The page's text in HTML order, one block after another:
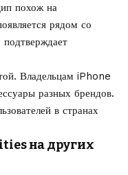
похож на
рядом со
Владельцам iPhone
разных брендов.
в странах
на других